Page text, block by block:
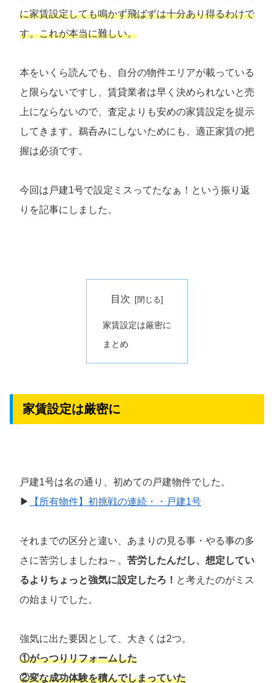
に家賃設定しても鳴かず飛ばずは十分あり得るわけで
す。これが本当に難しい。
本をいくら読んでも、自分の物件エリアが載っている
と限らないですし、賃貸業者は早く決められないと売
上にならないので、査定よりも安めの家賃設定を提示
してきます。鵜呑みにしないためにも、適正家賃の把
握は必須です。
今回は戸建1号で設定ミスってたなぁ！という振り返
りを記事にしました。
目次
家賃設定は厳密に
まとめ
家賃設定は厳密に
戸建1号は名の通り、初めての戸建物件でした。
▶
【所有物件】初挑戦の連続・・戸建1号
それまでの区分と違い、あまりの見る事・やる事の多
さに苦労しましたね～。 苦労したんだし、想定してい
るよりちょっと強気に設定したろ！ と考えたのがミス
の始まりでした。
強気に出た要因として、大きくは2つ。
①がっつりリフォームした
②変な成功体験を積んでしまっていた